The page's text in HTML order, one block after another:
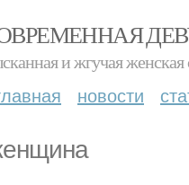
и жгучая женская
новости